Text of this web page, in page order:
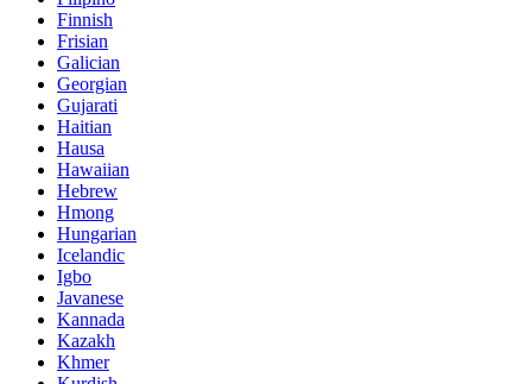
Finnish
Frisian
Galician
Georgian
Gujarati
Haitian
Hausa
Hawaiian
Hebrew
Hmong
Hungarian
Icelandic
Igbo
Javanese
Kannada
Kazakh
Khmer